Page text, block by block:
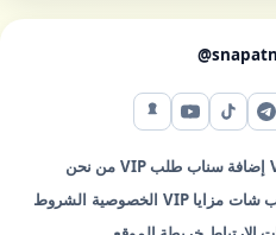
تيليجرامتيك توكيوتيوبسناب شات
إضافة سناب طلب VIP
من نحن
شات مزايا VIP الخصوصية الشروط